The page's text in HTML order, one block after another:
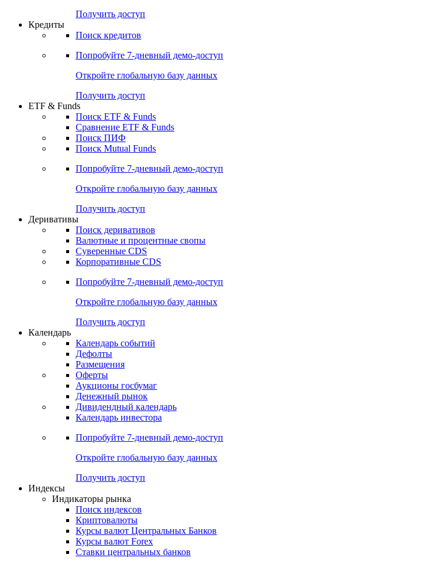
Получить доступ
Кредиты
Поиск кредитов
Попробуйте 7-дневный демо-доступ
Откройте глобальную базу данных
Получить доступ
ETF & Funds
Поиск ETF & Funds
Сравнение ETF & Funds
Поиск ПИФ
Поиск Mutual Funds
Попробуйте 7-дневный демо-доступ
Откройте глобальную базу данных
Получить доступ
Деривативы
Поиск деривативов
Валютные и процентные свопы
Суверенные CDS
Корпоративные CDS
Попробуйте 7-дневный демо-доступ
Откройте глобальную базу данных
Получить доступ
Календарь
Календарь событий
Дефолты
Размещения
Оферты
Аукционы госбумаг
Денежный рынок
Дивидендный календарь
Календарь инвестора
Попробуйте 7-дневный демо-доступ
Откройте глобальную базу данных
Получить доступ
Индексы
Индикаторы рынка
Поиск индексов
Криптовалюты
Курсы валют Центральных Банков
Курсы валют Forex
Ставки центральных банков